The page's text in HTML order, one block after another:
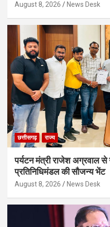
August 8, 2026 News Desk
छत्तीसगढ़ राज्य
पर्यटन मंत्री राजेश अग्रवाल
प्रतिनिधिमंडल की सौजन्य भेंट
August 8, 2026 News Desk